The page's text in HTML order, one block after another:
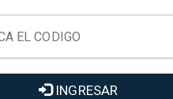
INGRESAR